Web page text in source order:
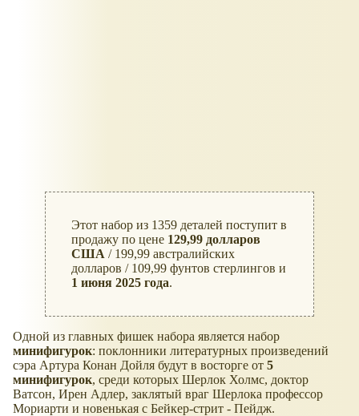
Этот набор из 1359 деталей поступит в
продажу по цене 129,99 долларов
США / 199,99 австралийских
долларов / 109,99 фунтов стерлингов и
1 июня 2025 года.
Одной из главных фишек набора является набор
минифигурок: поклонники литературных произведений
сэра Артура Конан Дойля будут в восторге от 5
минифигурок, среди которых Шерлок Холмс, доктор
Ватсон, Ирен Адлер, заклятый враг Шерлока профессор
Мориарти и новенькая с Бейкер-стрит - Пейдж.